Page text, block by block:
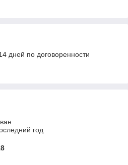
дней по договоренности
год